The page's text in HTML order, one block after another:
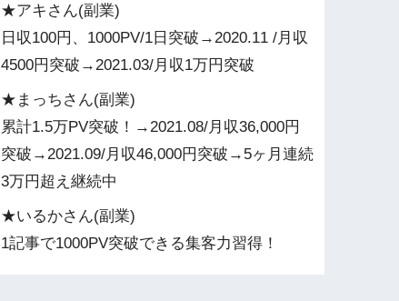
★アキさん(副業)
日収100円、1000PV/1日突破→2020.11 /月収
4500円突破→2021.03/月収1万円突破
★まっちさん(副業)
累計1.5万PV突破！→2021.08/月収36,000円
突破→2021.09/月収46,000円突破→5ヶ月連続
3万円超え継続中
★いるかさん(副業)
1記事で1000PV突破できる集客力習得！